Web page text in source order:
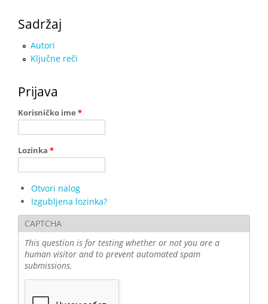
Sadržaj
Autori
Ključne reči
Prijava
Korisničko ime *
Lozinka *
Otvori nalog
Izgubljena lozinka?
CAPTCHA
This question is for testing whether or not you are a
human visitor and to prevent automated spam
submissions.